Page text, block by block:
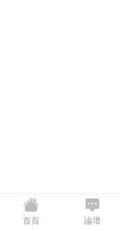
首頁 論壇